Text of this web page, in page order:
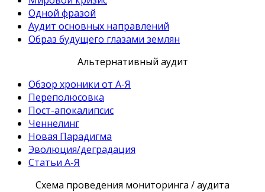
Одной фразой
Аудит основных направлений
Образ будущего глазами землян
Альтернативный аудит
Обзор хроники от А-Я
Переполюсовка
Пост-апокалипсис
Ченнелинг
Новая Парадигма
Эволюция/деградация
Статьи А-Я
Схема проведения мониторинга / аудита